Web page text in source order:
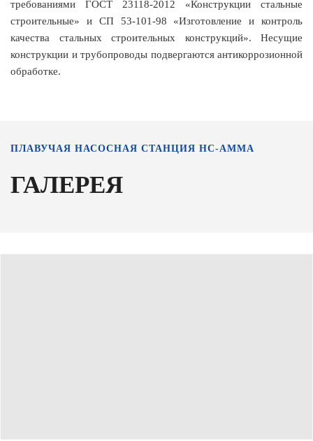
требованиями ГОСТ 23118-2012 «Конструкции стальные
строительные» и СП 53-101-98 «Изготовление и контроль
качества стальных строительных конструкций». Несущие
конструкции и трубопроводы подвергаются антикоррозионной
обработке.
ПЛАВУЧАЯ НАСОСНАЯ СТАНЦИЯ НС-АММА
ГАЛЕРЕЯ